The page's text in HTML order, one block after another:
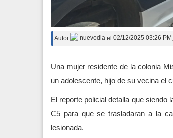
Autor nuevodia el 02/12/2025 03:26 PM
Una mujer residente de la colonia
un adolescente, hijo de su vecina el
El reporte policial detalla que siendo
C5 para que se trasladaran a la
lesionada.